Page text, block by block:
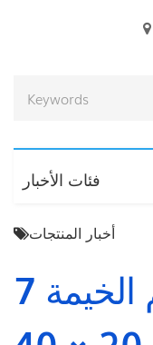
فئات الأخبار
أخبار المنتجات
7 خيارات لتصميم الخيمة